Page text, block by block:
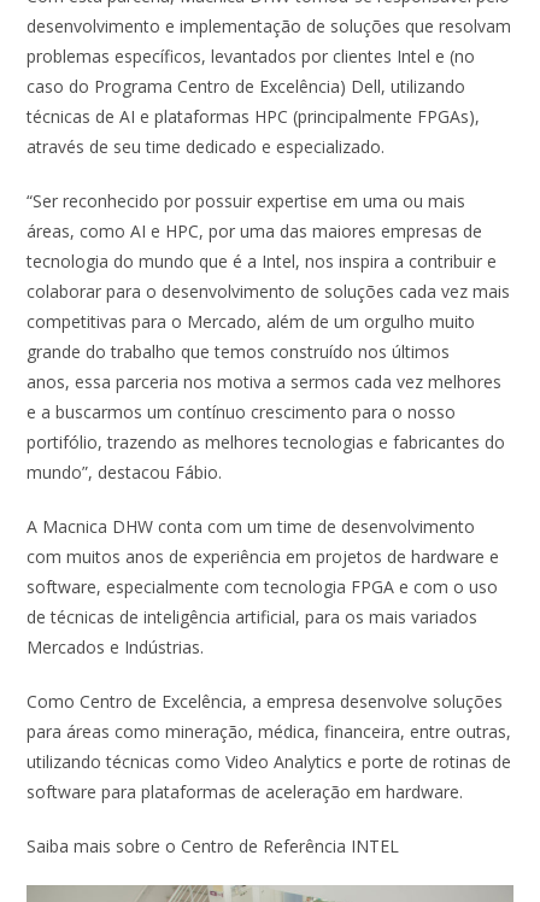
desenvolvimento e implementação de soluções que resolvam
problemas específicos, levantados por clientes Intel e (no
caso do Programa Centro de Excelência) Dell, utilizando
técnicas de AI e plataformas HPC (principalmente FPGAs),
através de seu time dedicado e especializado.
“Ser reconhecido por possuir expertise em uma ou mais
áreas, como AI e HPC, por uma das maiores empresas de
tecnologia do mundo que é a Intel, nos inspira a contribuir e
colaborar para o desenvolvimento de soluções cada vez mais
competitivas para o Mercado, além de um orgulho muito
grande do trabalho que temos construído nos últimos
anos, essa parceria nos motiva a sermos cada vez melhores
e a buscarmos um contínuo crescimento para o nosso
portifólio, trazendo as melhores tecnologias e fabricantes do
mundo”, destacou Fábio.
A Macnica DHW conta com um time de desenvolvimento
com muitos anos de experiência em projetos de hardware e
software, especialmente com tecnologia FPGA e com o uso
de técnicas de inteligência artificial, para os mais variados
Mercados e Indústrias.
Como Centro de Excelência, a empresa desenvolve soluções
para áreas como mineração, médica, financeira, entre outras,
utilizando técnicas como Video Analytics e porte de rotinas de
software para plataformas de aceleração em hardware.
Saiba mais sobre o Centro de Referência INTEL